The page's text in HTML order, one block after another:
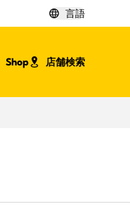
言語
Shop 店舗検索